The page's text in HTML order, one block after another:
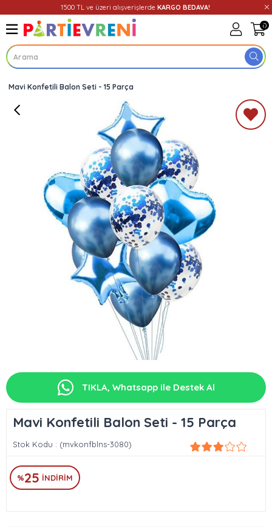
1500 TL ve üzeri alışverişlerde KARGO BEDAVA!
0
Üye Girişi
Mavi Konfetili Balon Seti - 15 Parça
TIKLA, Whatsapp ile Destek Al
Mavi Konfetili Balon Seti - 15 Parça
Stok Kodu (mvkonfblns-3080)
%25 İNDIRIM